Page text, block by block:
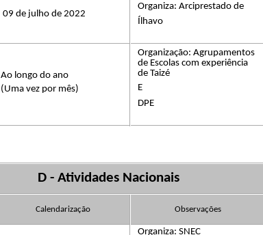
​​09 de julho de 2022
Organiza: Arciprestado de
Ílhavo
Ao longo do ano
(Uma vez por mês)
Organização: Agrupamentos
de Escolas com experiência
de Taizé
E​​
DPE
D -​​ Atividades Nacionais
Calendarização Observações
Organiza: SNEC